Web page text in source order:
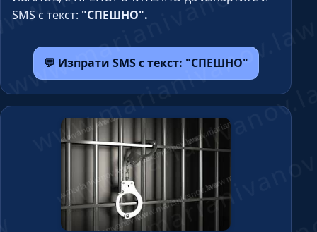
SMS с текст: "СПЕШНО".
💬 Изпрати SMS с текст: "СПЕШНО"